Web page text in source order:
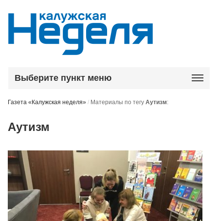
Выберите пункт меню
Газета «Калужская неделя» / Материалы по тегуАутизм:
Аутизм